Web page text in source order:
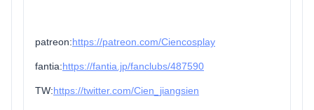
patreon:https://patreon.com/Ciencosplay
fantia:https://fantia.jp/fanclubs/487590
TW:https://twitter.com/Cien_jiangsien